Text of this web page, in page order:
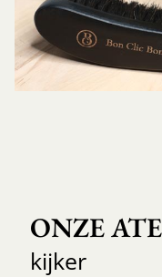
ONZE
kijker